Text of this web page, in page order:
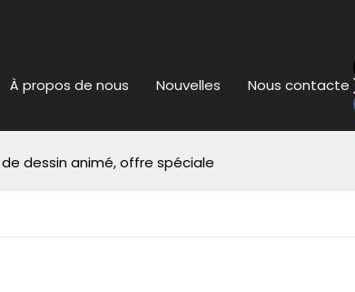
À propos de nous Nouvelles Nous contacter
dessin animé, offre spéciale